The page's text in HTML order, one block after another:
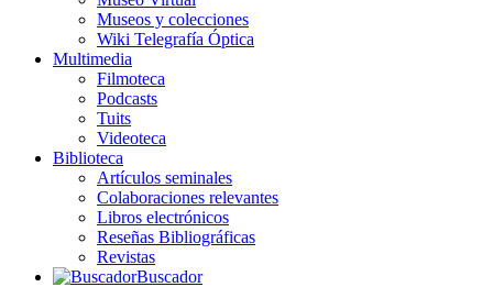
Museos y colecciones
Wiki Telegrafía Óptica
Multimedia
Filmoteca
Podcasts
Tuits
Videoteca
Biblioteca
Artículos seminales
Colaboraciones relevantes
Libros electrónicos
Reseñas Bibliográficas
Revistas
Buscador